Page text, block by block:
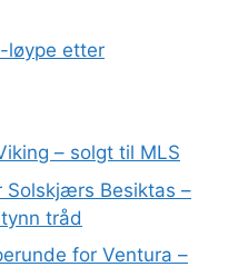
løype etter
– solgt til MLS
Solskjærs Besiktas –
tråd
for Ventura –